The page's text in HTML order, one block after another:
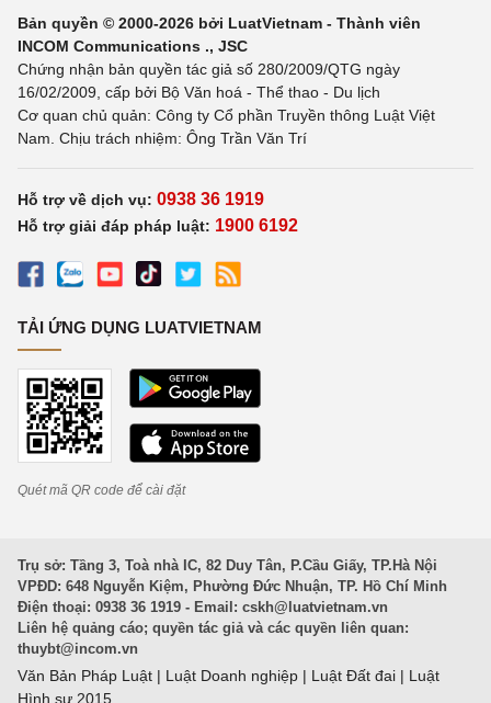
Bản quyền © 2000-2026 bởi LuatVietnam - Thành viên
INCOM Communications ., JSC
Chứng nhận bản quyền tác giả số 280/2009/QTG ngày
16/02/2009, cấp bởi Bộ Văn hoá - Thể thao - Du lịch
Cơ quan chủ quản: Công ty Cổ phần Truyền thông Luật Việt
Nam. Chịu trách nhiệm: Ông Trần Văn Trí
Hỗ trợ về dịch vụ: 0938 36 1919
Hỗ trợ giải đáp pháp luật: 1900 6192
TẢI ỨNG DỤNG LUATVIETNAM
Quét mã QR code để cài đặt
Trụ sở: Tầng 3, Toà nhà IC, 82 Duy Tân, P.Cầu Giấy, TP.Hà Nội
VPĐD: 648 Nguyễn Kiệm, Phường Đức Nhuận, TP. Hồ Chí Minh
Điện thoại: 0938 36 1919 - Email: cskh@luatvietnam.vn
Liên hệ quảng cáo; quyền tác giả và các quyền liên quan:
thuybt@incom.vn
Văn Bản Pháp Luật | Luật Doanh nghiệp | Luật Đất đai | Luật
Hình sự 2015